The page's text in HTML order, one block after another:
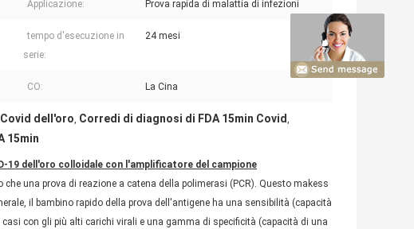
Applicazione: Prova rapida di malattia di infezioni
tempo d'esecuzione in
serie:
24 mesi
CO: La Cina
dell'oro, Corredi di diagnosi di FDA 15min Covid,
15min
19 dell'oro colloidale con l'amplificatore del campione
una prova di reazione a catena della polimerasi (PCR). Questo makess
il bambino rapido della prova dell'antigene ha una sensibilità (capacità
con gli più alti carichi virali e una gamma di specificità (capacità di una